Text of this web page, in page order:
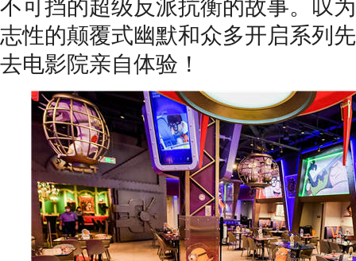
不可挡的超级反派抗衡的故事。 叹
志性的颠覆式幽默和众多开启系列
去电影院亲自体验！